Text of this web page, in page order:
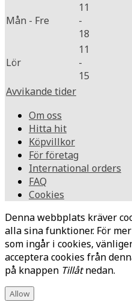
Mån - Fre
11
-
18
Lör
11
-
15
Avvikande tider
Om oss
Hitta hit
Köpvillkor
För företag
International orders
FAQ
Cookies
Denna webbplats kräver
alla sina funktioner. För
som ingår i cookies,
acceptera cookies från
på knappen Tillåtnedan.
Allow